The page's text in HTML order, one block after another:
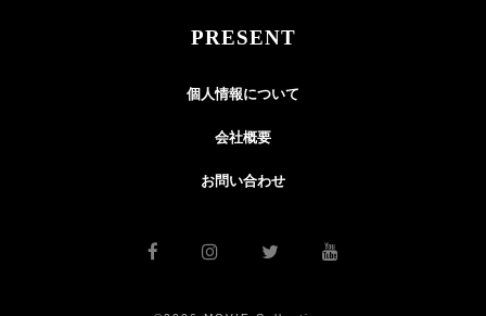
PRESENT
個人情報について
会社概要
お問い合わせ